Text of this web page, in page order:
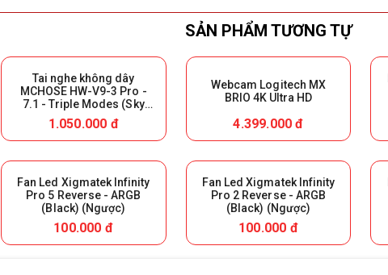
SẢN PHẨM TƯƠNG TỰ
Tai nghe không dây
MCHOSE HW-V9-3 Pro -
7.1 - Triple Modes (Sky
White) (Giữ lại Box để bảo
hành)
1.050.000 đ
Webcam Logitech MX
BRIO 4K Ultra HD
4.399.000 đ
Fan Led Xigmatek Infinity
Pro 5 Reverse - ARGB
(Black) (Ngược)
100.000 đ
Fan Led Xigmatek Infinity
Pro 2 Reverse - ARGB
(Black) (Ngược)
100.000 đ